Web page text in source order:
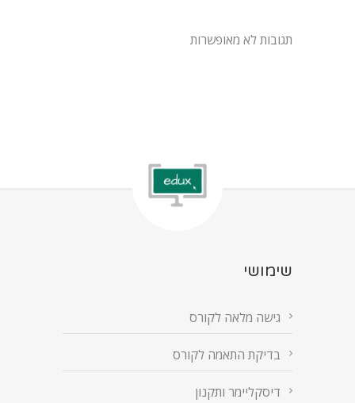
תגובות לא מאופשרות
שימושי
גישה מלאה לקורס
בדיקת התאמה לקורס
דיסקליימר ותקנון